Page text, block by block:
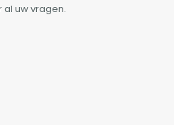
al uw vragen.